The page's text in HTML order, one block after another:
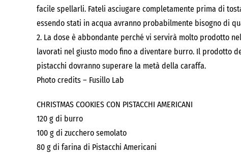
facile spellarli. Fateli asciugare completamente prima di
essendo stati in acqua avranno probabilmente bisogno di
2. La dose è abbondante perché vi servirà molto prodotto
lavorati nel giusto modo fino a diventare burro. Il prodotto
pistacchi dovranno superare la metà della caraffa.
Photo credits – Fusillo Lab
CHRISTMAS COOKIES CON PISTACCHI AMERICANI
120 g di burro
100 g di zucchero semolato
80 g di farina di Pistacchi Americani